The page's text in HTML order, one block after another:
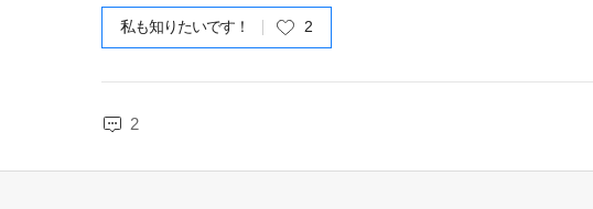
私も知りたいです！ 2
2